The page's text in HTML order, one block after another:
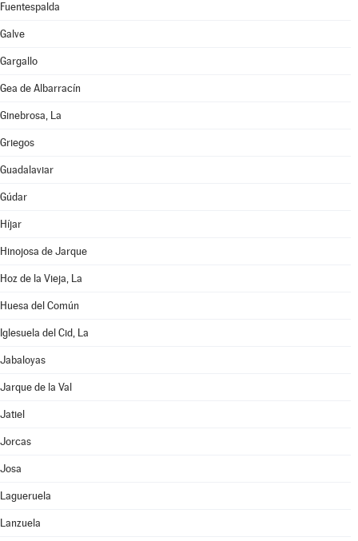
Fuentespalda
Galve
Gargallo
Gea de Albarracín
Ginebrosa, La
Griegos
Guadalaviar
Gúdar
Híjar
Hinojosa de Jarque
Hoz de la Vieja, La
Huesa del Común
Iglesuela del Cid, La
Jabaloyas
Jarque de la Val
Jatiel
Jorcas
Josa
Lagueruela
Lanzuela